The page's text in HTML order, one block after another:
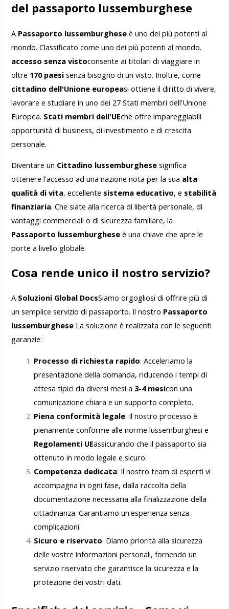
del passaporto lussemburghese
A Passaporto lussemburghese è uno dei più potenti al
mondo. Classificato come uno dei più potenti al mondo.
accesso senza vistoconsente ai titolari di viaggiare in
oltre 170 paesi senza bisogno di un visto. Inoltre, come
cittadino dell'Unione europeasi ottiene il diritto di vivere,
lavorare e studiare in uno dei 27 Stati membri dell'Unione
Europea. Stati membri dell'UEche offre impareggiabili
opportunità di business, di investimento e di crescita
personale.
Diventare un Cittadino lussemburghese significa
ottenere l'accesso ad una nazione nota per la sua alta
qualità di vita, eccellente sistema educativo, e stabilità
finanziaria. Che siate alla ricerca di libertà personale, di
vantaggi commerciali o di sicurezza familiare, la
Passaporto lussemburghese è una chiave che apre le
porte a livello globale.
Cosa rende unico il nostro servizio?
A Soluzioni Global DocsSiamo orgogliosi di offrire più di
un semplice servizio di passaporto. Il nostro Passaporto
lussemburghese La soluzione è realizzata con le seguenti
garanzie:
Processo di richiesta rapido: Acceleriamo la
presentazione della domanda, riducendo i tempi di
attesa tipici da diversi mesi a 3-4 mesicon una
comunicazione chiara e un supporto completo.
Piena conformità legale: Il nostro processo è
pienamente conforme alle norme lussemburghesi e
Regolamenti UEassicurando che il passaporto sia
ottenuto in modo legale e sicuro.
Competenza dedicata: Il nostro team di esperti vi
accompagna in ogni fase, dalla raccolta della
documentazione necessaria alla finalizzazione della
cittadinanza. Garantiamo un'esperienza senza
complicazioni.
Sicuro e riservato: Diamo priorità alla sicurezza
delle vostre informazioni personali, fornendo un
servizio riservato che garantisce la sicurezza e la
protezione dei vostri dati.